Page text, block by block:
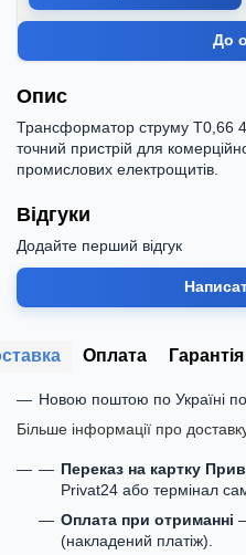
До
Опис
Трансформатор струму Т0,66
точний пристрій для
промислових електрощитів.
Відгуки
Додайте перший відгук
Оплата Гарантія
Новою поштою по Україні
Більше інформації про
Переказ на картку
Privat24 або термінал
Оплата при отриманні
(накладений платіж).